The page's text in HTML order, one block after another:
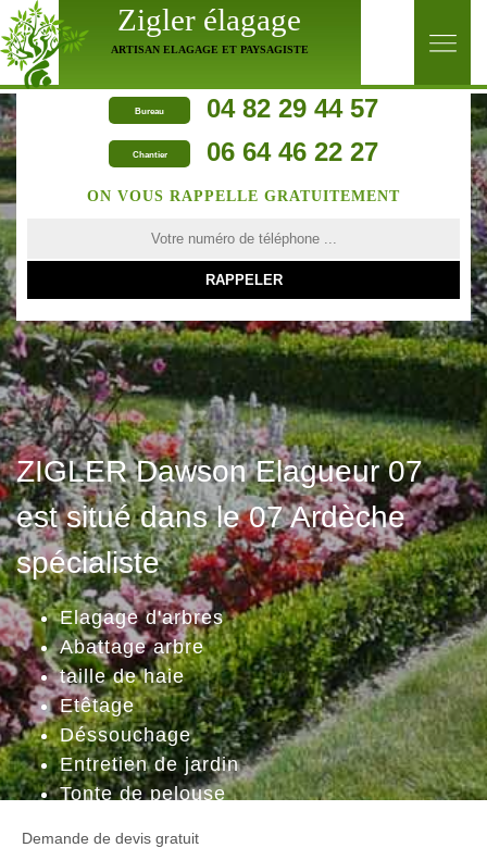
Zigler élagage
ARTISAN ELAGAGE ET PAYSAGISTE
Bureau 04 82 29 44 57
Chantier 06 64 46 22 27
ZIGLER Dawson Elagueur 07
est situé dans le 07 Ardèche
spécialiste
Elagage d'arbres
Abattage arbre
taille de haie
Etêtage
Déssouchage
Entretien de jardin
Tonte de pelouse
ON VOUS RAPPELLE GRATUITEMENT
Demande de devis gratuit